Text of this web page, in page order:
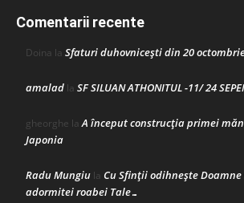
Comentarii recente
Doina la Sfaturi duhovnicești din 20
amalad la SF SILUAN ATHONITUL -11/ 24
gheorghe laA început construcţia primei
Japonia
Radu Mungiu la Cu Sfinții odihnește
adormitei roabei Tale…